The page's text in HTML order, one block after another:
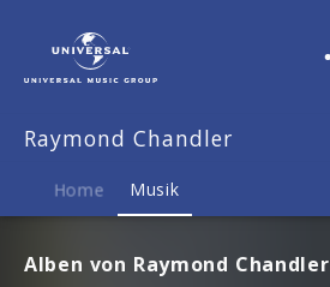
Chandler
Musik
Raymond Chandler
Home Musik
Alben von Raymond Chandler